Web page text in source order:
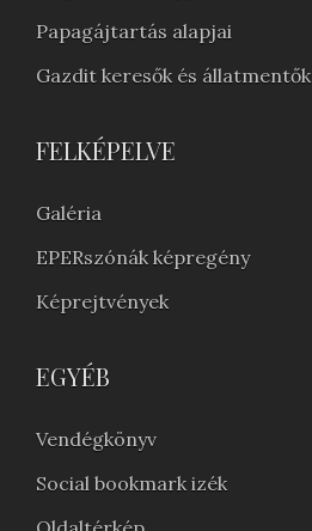
Papagájtartás alapjai
Gazdit keresők és állatmentők
FELKÉPELVE
Galéria
EPERszónák képregény
Képrejtvények
EGYÉB
Vendégkönyv
Social bookmark izék